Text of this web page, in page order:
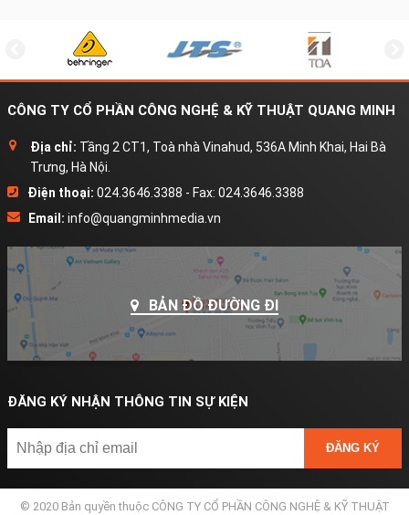
CÔNG TY CỔ PHẦN CÔNG NGHỆ & KỸ THUẬT QUANG MINH
Địa chỉ: Tầng 2 CT1, Toà nhà Vinahud, 536A Minh Khai, Hai Bà
Trưng, Hà Nội.
Điện thoại: 024.3646.3388 - Fax: 024.3646.3388
Email: info@quangminhmedia.vn
BẢN ĐỒ ĐƯỜNG ĐI
ĐĂNG KÝ NHẬN THÔNG TIN SỰ KIỆN
ĐĂNG KÝ
© 2020 Bản quyền thuộc CÔNG TY CỔ PHẦN CÔNG NGHỆ & KỸ THUẬT